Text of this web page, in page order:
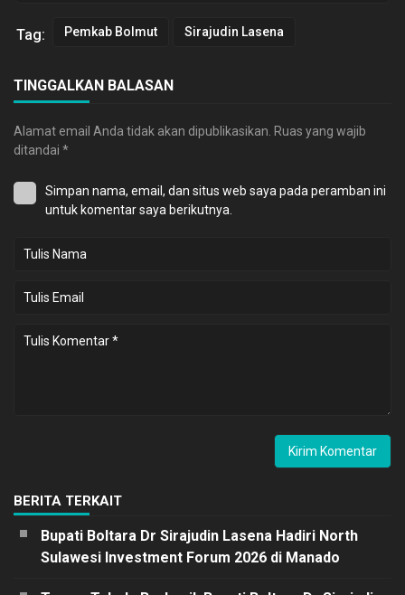
Tag: Pemkab Bolmut Sirajudin Lasena
TINGGALKAN BALASAN
Alamat email Anda tidak akan dipublikasikan. Ruas yang wajib
ditandai *
Simpan nama, email, dan situs web saya pada peramban ini
untuk komentar saya berikutnya.
BERITA TERKAIT
Bupati Boltara Dr Sirajudin Lasena Hadiri North
Sulawesi Investment Forum 2026 di Manado